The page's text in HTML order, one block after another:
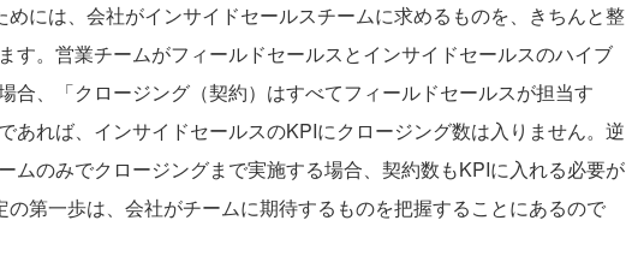
には、会社がインサイドセールスチームに求めるものを、きちんと整
す。営業チームがフィールドセールスとインサイドセールスのハイブ
合、「クロージング（契約）はすべてフィールドセールスが担当す
あれば、インサイドセールスのKPIにクロージング数は入りません。逆
ムのみでクロージングまで実施する場合、契約数もKPIに入れる必要が
の第一歩は、会社がチームに期待するものを把握することにあるので